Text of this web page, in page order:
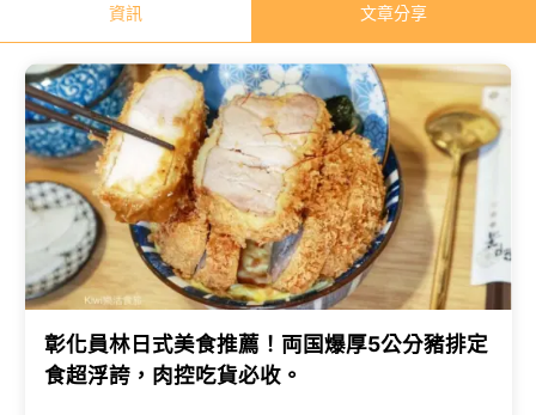
資訊 文章分享
彰化員林日式美食推薦！両国爆厚5公分豬排定
食超浮誇，肉控吃貨必收。